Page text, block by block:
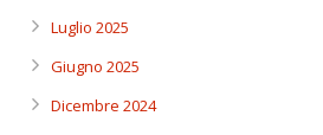
Luglio 2025
Giugno 2025
Dicembre 2024